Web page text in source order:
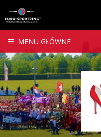
MENU GŁÓWNE